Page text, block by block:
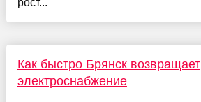
рост...
Как быстро Брянск возвращает
электроснабжение